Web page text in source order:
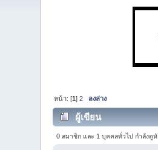
หน้า: [1]2 ลงล่าง
ผู้เขียน
0 สมาชิก และ 1 บุคคลทั่วไป กำลังดู